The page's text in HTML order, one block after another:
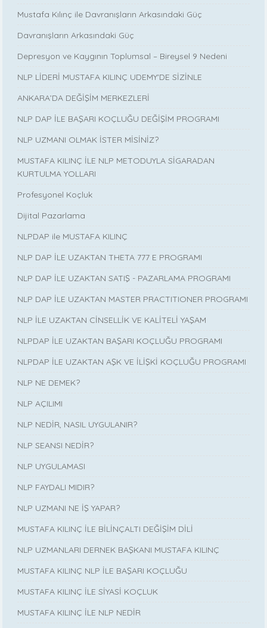
Mustafa Kılınç ile Davranışların Arkasındaki Güç
Davranışların Arkasındaki Güç
Depresyon ve Kaygının Toplumsal – Bireysel 9 Nedeni
NLP LİDERİ MUSTAFA KILINÇ UDEMY'DE SİZİNLE
ANKARA’DA DEĞİŞİM MERKEZLERİ
NLP DAP İLE BAŞARI KOÇLUĞU DEĞİŞİM PROGRAMI
NLP UZMANI OLMAK İSTER MİSİNİZ?
MUSTAFA KILINÇ İLE NLP METODUYLA SİGARADAN
KURTULMA YOLLARI
Profesyonel Koçluk
Dijital Pazarlama
NLPDAP ile MUSTAFA KILINÇ
NLP DAP İLE UZAKTAN THETA 777 E PROGRAMI
NLP DAP İLE UZAKTAN SATIŞ - PAZARLAMA PROGRAMI
NLP DAP İLE UZAKTAN MASTER PRACTITIONER PROGRAMI
NLP İLE UZAKTAN CİNSELLİK VE KALİTELİ YAŞAM
NLPDAP İLE UZAKTAN BAŞARI KOÇLUĞU PROGRAMI
NLPDAP İLE UZAKTAN AŞK VE İLİŞKİ KOÇLUĞU PROGRAMI
NLP NE DEMEK?
NLP AÇILIMI
NLP NEDİR, NASIL UYGULANIR?
NLP SEANSI NEDİR?
NLP UYGULAMASI
NLP FAYDALI MIDIR?
NLP UZMANI NE İŞ YAPAR?
MUSTAFA KILINÇ İLE BİLİNÇALTI DEĞİŞİM DİLİ
NLP UZMANLARI DERNEK BAŞKANI MUSTAFA KILINÇ
MUSTAFA KILINÇ NLP İLE BAŞARI KOÇLUĞU
MUSTAFA KILINÇ İLE SİYASİ KOÇLUK
MUSTAFA KILINÇ İLE NLP NEDİR